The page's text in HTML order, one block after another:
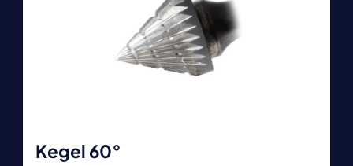
Kegel 60°